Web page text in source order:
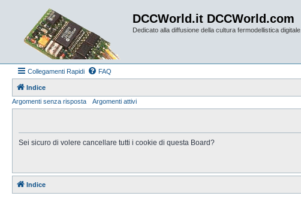
DCCWorld.it DCCWorld.com
Dedicato alla diffusione della cultura fermodellistica digitale.
Collegamenti Rapidi FAQ
Indice
Argomenti senza risposta
Argomenti attivi
Sei sicuro di volere cancellare tutti i cookie di questa Board?
Indice